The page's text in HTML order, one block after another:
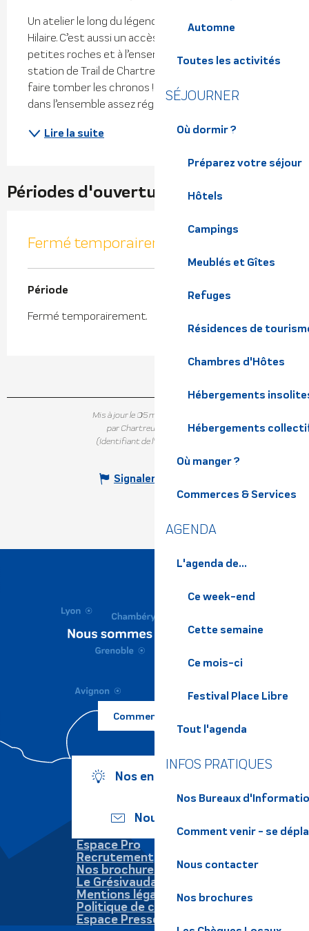
Automne
Toutes les activités
SÉJOURNER
Où dormir ?
Préparez votre séjour
Hôtels
Campings
Meublés et Gîtes
Refuges
Résidences de
Chambres d'Hôtes
Hébergements
Hébergements
Où manger ?
Commerces & Services
AGENDA
L'agenda de...
Ce week-end
Cette semaine
Ce mois-ci
Festival Place Libre
Tout l'agenda
INFOS PRATIQUES
Nos Bureaux
Comment venir - se
Nous contacter
Nos brochures
Un atelier le long du légendaire funiculaire de St
Hilaire. C’est aussi un accès rapide au plateau des
petites roches et à l’ensemble des parcours de la
station de Trail de Chartreuse. Un parcours pour
faire tomber les chronos ! La pente de ce KMV est
dans l’ensemble assez régulière, toutefois les...
Lire la suite
Périodes d'ouverture
Fermé temporairement
Période
Fermé temporairement.
Mis à jour le 05 mars 2024 à 15:54
par Chartreuse Tourisme
(Identifiant de l'offre :
Signaler une erreur
Comment venir ?
Nos engagements
Nous écrire
Espace Pro
Recrutement
Nos brochures
Le Grésivaudan
Mentions légales
Politique de confidentialité
Espace Presse